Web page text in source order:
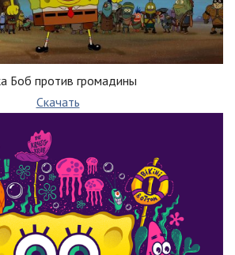
Боб против громадины
Скачать